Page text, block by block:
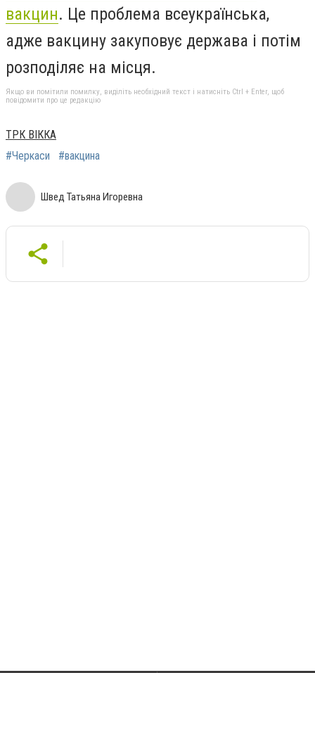
вакцин. Це проблема всеукраїнська,
адже вакцину закуповує держава і потім
розподіляє на місця.
Якщо ви помітили помилку, виділіть необхідний текст і натисніть Ctrl + Enter, щоб
повідомити про це редакцію
ТРК ВІККА
#Черкаси
#вакцина
Швед Татьяна Игоревна